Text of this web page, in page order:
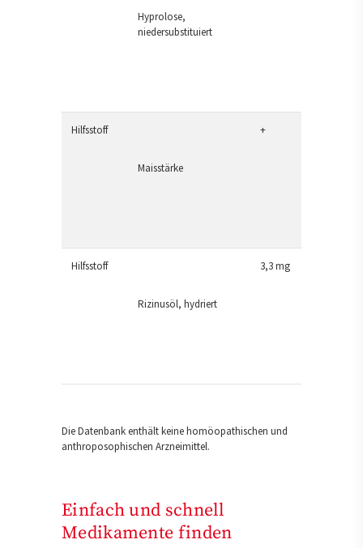
Hyprolose,
niedersubstituiert
Hilfsstoff
Maisstärke
+
Hilfsstoff
Rizinusöl, hydriert
3,3 mg
Die Datenbank enthält keine homöopathischen und
anthroposophischen Arzneimittel.
Einfach und schnell
Medikamente finden